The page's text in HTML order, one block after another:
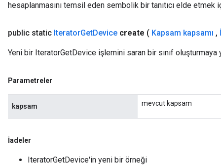
hesaplanmasını temsil eden sembolik bir tanıtıcı elde etmek
public static IteratorGetDevice create ( Kapsam kapsamı ,
Yeni bir IteratorGetDevice işlemini saran bir sınıf
Parametreler
kapsam mevcut kapsam
İadeler
IteratorGetDevice'in yeni bir örneği